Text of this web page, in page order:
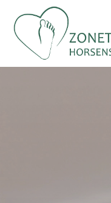
hovedindhold